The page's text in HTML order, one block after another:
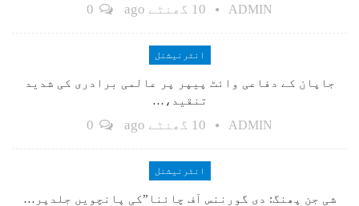
ADMIN 10 گھنٹے ago
انٹرنیشنل
جاپان کے دفاعی وائٹ پیپر پر عالمی برادری کی شدید
تنقید،…
ADMIN 10 گھنٹے ago
انٹرنیشنل
شی جن پھنگ: دی گورننس آف چائنا”کی پانچویں جلدپر…